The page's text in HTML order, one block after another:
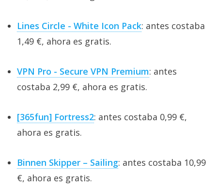
Lines Circle - White Icon Pack: antes costaba
1,49 €, ahora es gratis.
VPN Pro - Secure VPN Premium: antes
costaba 2,99 €, ahora es gratis.
[365fun] Fortress2: antes costaba 0,99 €,
ahora es gratis.
Binnen Skipper – Sailing: antes costaba 10,99
€, ahora es gratis.